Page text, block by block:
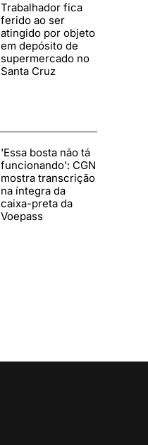
Trabalhador fica
ferido ao ser
atingido por objeto
em depósito de
supermercado no
Santa Cruz
'Essa bosta não tá
funcionando': CGN
mostra transcrição
na íntegra da
caixa-preta da
Voepass